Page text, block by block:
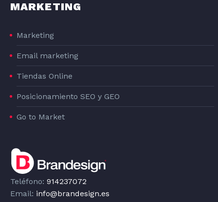
MARKETING
Marketing
Email marketing
Tiendas Online
Posicionamiento SEO y GEO
Go to Market
Teléfono: 914237072
Email: info@brandesign.es